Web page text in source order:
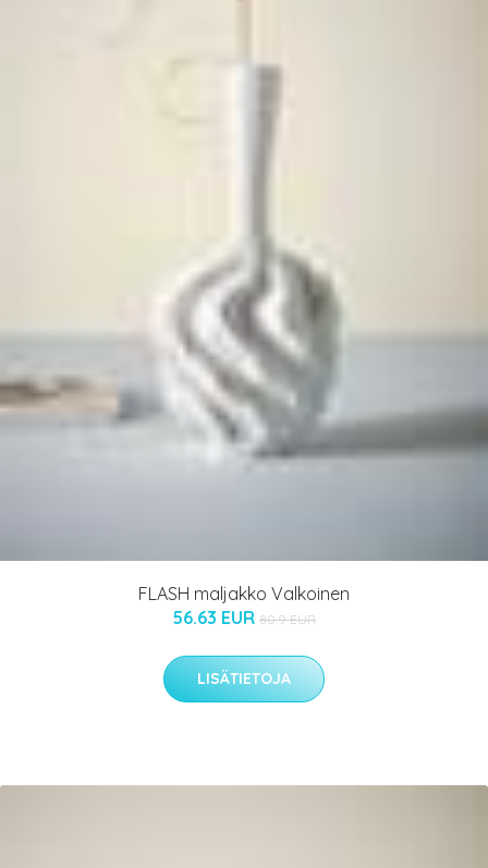
FLASH maljakko Valkoinen
56.63 EUR 80.9 EUR
LISÄTIETOJA